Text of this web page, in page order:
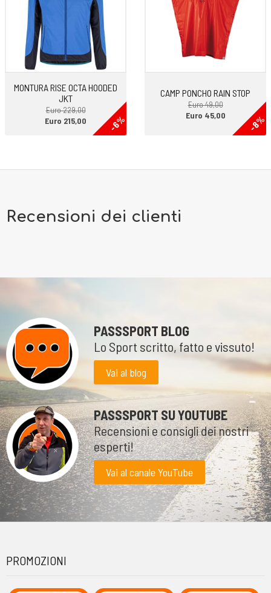
•Peso: 350.0 g
MONTURA RISE OCTA HOODED
JKT
Euro 229,00
-6%
Euro 215,00
CAMP PONCHO RAIN STOP
Euro 49,00
-8%
Euro 45,00
Recensioni dei clienti
PASSSPORT BLOG
Lo Sport scritto, fatto e vissuto!
Vai al blog
PASSSPORT SU YOUTUBE
Recensioni e consigli dei nostri
esperti!
Vai al canale YouTube
PROMOZIONI